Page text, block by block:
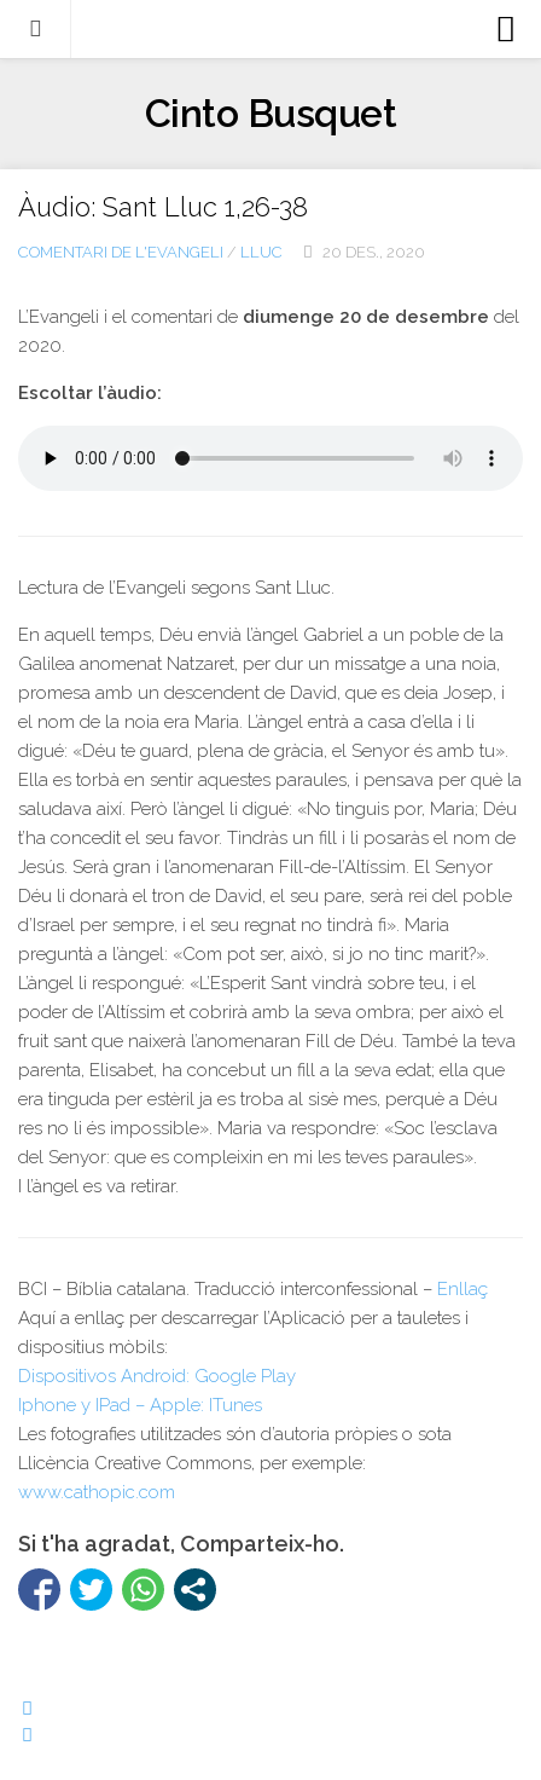
Llibres
Escrits-articles
Notícies
Italiano
English
Cinto Busquet
Àudio: Sant Lluc 1,26-38
COMENTARI DE L'EVANGELI / LLUC 20 DES., 2020
L’Evangeli i el comentari de diumenge 20 de desembre del
2020.
Escoltar l’àudio:
Lectura de l’Evangeli segons Sant Lluc.
En aquell temps, Déu envià l’àngel Gabriel a un poble de la
Galilea anomenat Natzaret, per dur un missatge a una noia,
promesa amb un descendent de David, que es deia Josep, i
el nom de la noia era Maria. L’àngel entrà a casa d’ella i li
digué: «Déu te guard, plena de gràcia, el Senyor és amb tu».
Ella es torbà en sentir aquestes paraules, i pensava per què la
saludava així. Però l’àngel li digué: «No tinguis por, Maria; Déu
t’ha concedit el seu favor. Tindràs un fill i li posaràs el nom de
Jesús. Serà gran i l’anomenaran Fill-de-l’Altíssim. El Senyor
Déu li donarà el tron de David, el seu pare, serà rei del poble
d’Israel per sempre, i el seu regnat no tindrà fi». Maria
preguntà a l’àngel: «Com pot ser, això, si jo no tinc marit?».
L’àngel li respongué: «L’Esperit Sant vindrà sobre teu, i el
poder de l’Altíssim et cobrirà amb la seva ombra; per això el
fruit sant que naixerà l’anomenaran Fill de Déu. També la teva
parenta, Elisabet, ha concebut un fill a la seva edat; ella que
era tinguda per estèril ja es troba al sisè mes, perquè a Déu
res no li és impossible». Maria va respondre: «Soc l’esclava
del Senyor: que es compleixin en mi les teves paraules».
I l’àngel es va retirar.
BCI – Bíblia catalana. Traducció interconfessional – Enllaç
Aquí a enllaç per descarregar l’Aplicació per a tauletes i
dispositius mòbils:
Dispositivos Android: Google Play
Iphone y IPad – Apple: ITunes
Les fotografies utilitzades són d’autoria pròpies o sota
Llicència Creative Commons, per exemple:
www.cathopic.com
Si t'ha agradat, Comparteix-ho.